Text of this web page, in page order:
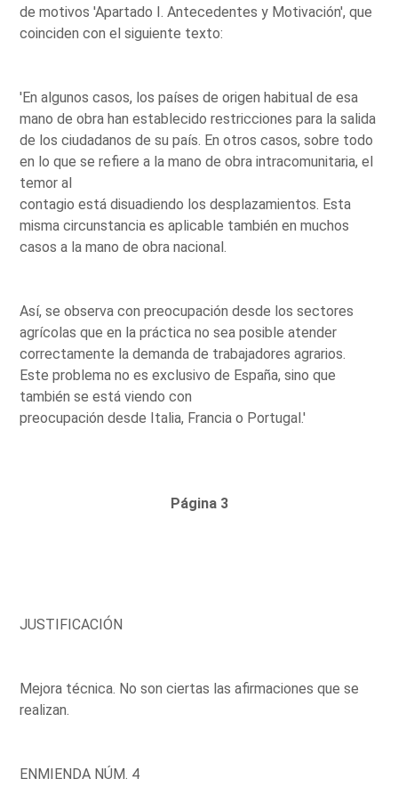
de motivos 'Apartado I. Antecedentes y Motivación', que
coinciden con el siguiente texto:
'En algunos casos, los países de origen habitual de esa
mano de obra han establecido restricciones para la salida
de los ciudadanos de su país. En otros casos, sobre todo
en lo que se refiere a la mano de obra intracomunitaria, el
temor al
contagio está disuadiendo los desplazamientos. Esta
misma circunstancia es aplicable también en muchos
casos a la mano de obra nacional.
Así, se observa con preocupación desde los sectores
agrícolas que en la práctica no sea posible atender
correctamente la demanda de trabajadores agrarios.
Este problema no es exclusivo de España, sino que
también se está viendo con
preocupación desde Italia, Francia o Portugal.'
Página 3
JUSTIFICACIÓN
Mejora técnica. No son ciertas las afirmaciones que se
realizan.
ENMIENDA NÚM. 4